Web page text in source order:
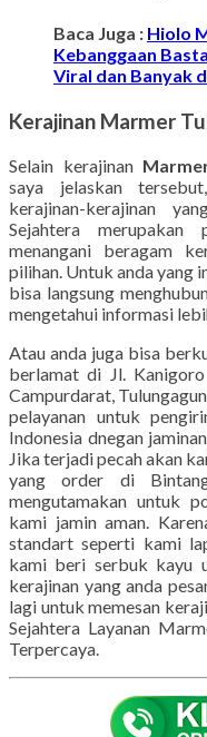
Baca Juga : Hiolo
Kebanggaan
Viral dan Banyak
Kerajinan Marmer
Selain kerajinan
saya jelaskan
kerajinan-kerajinan
Sejahtera merupakan
menangani beragam
pilihan. Untuk anda yang
bisa langsung
mengetahui informasi
Atau anda juga bisa
berlamat di Jl.
Campurdarat,
pelayanan untuk
Indonesia dnegan
Jika terjadi pecah akan
yang order di
mengutamakan untuk
kami jamin aman.
standart seperti kami
kami beri serbuk kayu
kerajinan yang anda
lagi untuk memesan
Sejahtera Layanan
Terpercaya.